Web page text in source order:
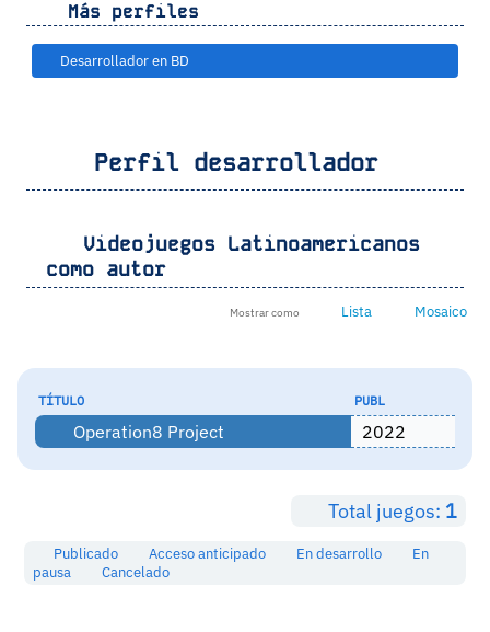
Más perfiles
Desarrollador en BD
Perfil desarrollador
Videojuegos Latinoamericanos
como autor
Mostrar como Lista Mosaico
TÍTULO PUBL
Operation8 Project 2022
Total juegos: 1
Publicado Acceso anticipado En desarrollo
En
pausa
Cancelado